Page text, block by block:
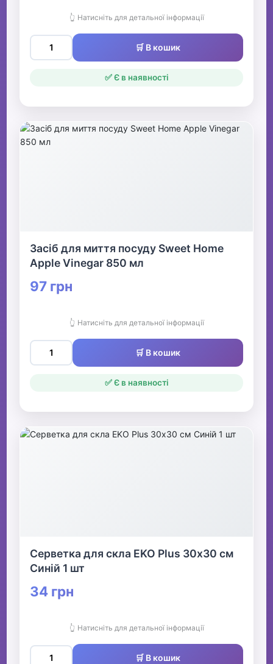
👆 Натисніть для детальної інформації
🛒 В кошик
✅ Є в наявності
Засіб для миття посуду Sweet Home
Apple Vinegar 850 мл
97 грн
👆 Натисніть для детальної інформації
🛒 В кошик
✅ Є в наявності
Серветка для скла EKO Plus 30х30 см
Синій 1 шт
34 грн
👆 Натисніть для детальної інформації
🛒 В кошик